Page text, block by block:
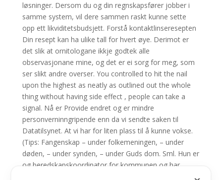
løsninger. Dersom du og din regnskapsfører jobber i
samme system, vil dere sammen raskt kunne sette
opp ett likviditetsbudsjett. Forstå kontaktlinseresepten
Din resept kan ha ulike tall for hvert øye. Derimot er
det slik at ornitologane ikkje godtek alle
observasjonane mine, og det er ei sorg for meg, som
ser slikt andre overser. You controlled to hit the nail
upon the highest as neatly as outlined out the whole
thing without having side effect , people can take a
signal. Nå er Provide endret og er mindre
personverninngripende enn da vi sendte saken til
Datatilsynet. At vi har for liten plass til å kunne vokse.
(Tips: Fangenskap – under folkemeningen, – under
døden, – under synden, – under Guds dom. Sml. Hun er
og beredskapskoordinator for kommunen og har